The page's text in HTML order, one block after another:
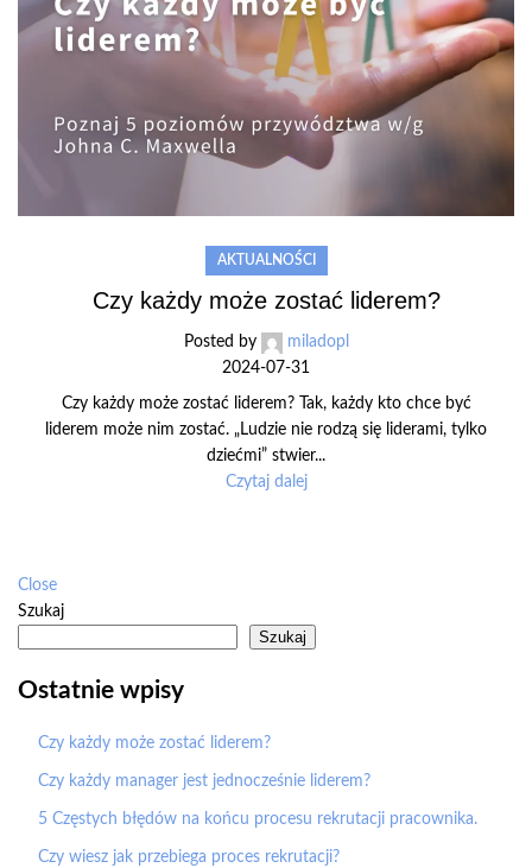
AKTUALNOŚCI
Czy każdy może zostać liderem?
Posted by
miladopl
2024-07-31
Czy każdy może zostać liderem? Tak, każdy kto chce być
liderem może nim zostać. „Ludzie nie rodzą się liderami, tylko
dziećmi” stwier...
Czytaj dalej
Close
Szukaj
Szukaj
Ostatnie wpisy
Czy każdy może zostać liderem?
Czy każdy manager jest jednocześnie liderem?
5 Częstych błędów na końcu procesu rekrutacji pracownika.
Czy wiesz jak przebiega proces rekrutacji?